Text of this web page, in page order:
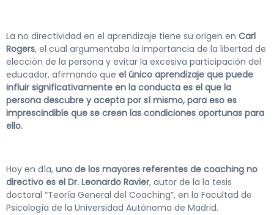
La no directividad en el aprendizaje tiene su origen en Carl
Rogers, el cual argumentaba la importancia de la libertad de
elección de la persona y evitar la excesiva participación del
educador, afirmando que el único aprendizaje que puede
influir significativamente en la conducta es el que la
persona descubre y acepta por sí mismo, para eso es
imprescindible que se creen las condiciones oportunas para
ello.
Hoy en día, uno de los mayores referentes de coaching no
directivo es el Dr. Leonardo Ravier, autor de la la tesis
doctoral “Teoría General del Coaching”, en la Facultad de
Psicología de la Universidad Autónoma de Madrid.